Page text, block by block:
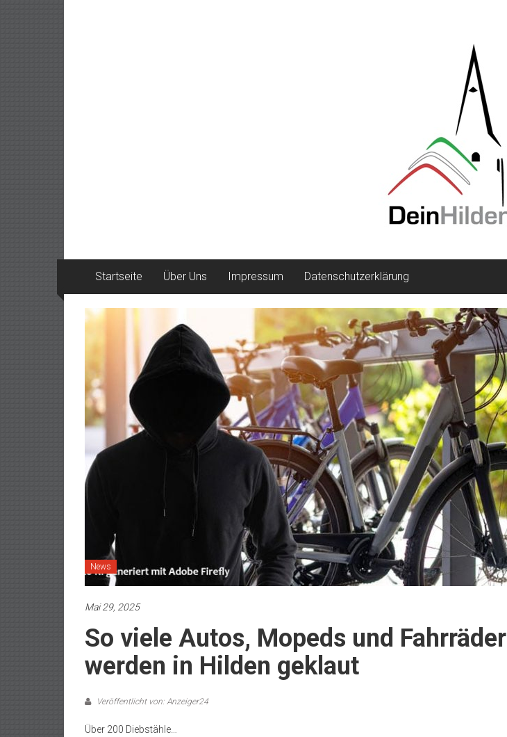
Startseite Über Uns Impressum Datenschutzerklärung
News
Mai 29, 2025
So viele Autos, Mopeds und Fahrräder
werden in Hilden geklaut
Veröffentlicht von: Anzeiger24
Über 200 Diebstähle…